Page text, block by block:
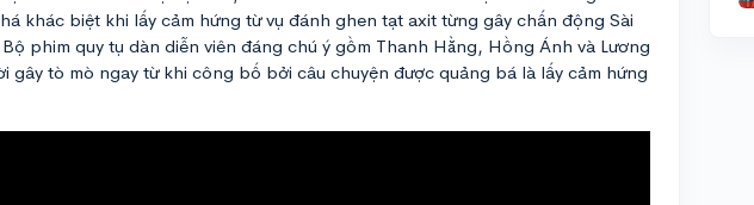
khác biệt khi lấy cảm hứng từ vụ đánh ghen tạt axit từng gây chấn động Sài
phim quy tụ dàn diễn viên đáng chú ý gồm Thanh Hằng, Hồng Ánh và Lương
gây tò mò ngay từ khi công bố bởi câu chuyện được quảng bá là lấy cảm hứng